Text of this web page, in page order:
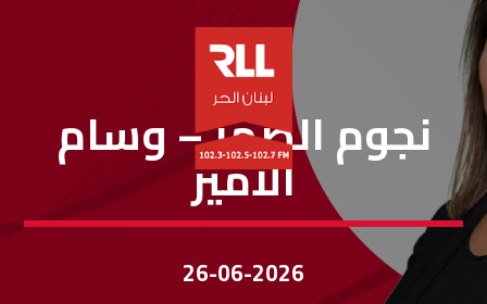
نجوم الظهر
نجوم الضهر – وسام
الأمير
26-06-2026